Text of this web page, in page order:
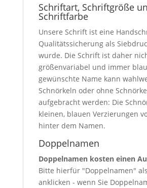
Schriftart, Schriftgröße
Schriftfarbe
Unsere Schrift ist eine
Qualitätssicherung als
wurde. Die Schrift ist daher
größenvariabel und immer
gewünschte Name kann
Schnörkeln oder ohne
aufgebracht werden: Die
kleinen, blauen Verzierungen
hinter dem Namen.
Doppelnamen
Doppelnamen kosten einen
Bitte hierfür "Doppelnamen"
anklicken - wenn Sie